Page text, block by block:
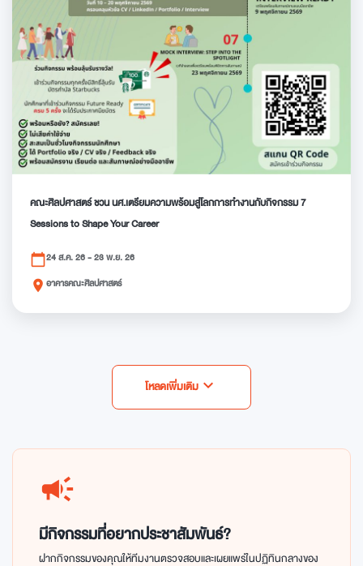
คณะศิลปศาสตร์ ชวน นศ.เตรียมความพร้อมสู่โลกการทำงานกับกิจกรรม 7
Sessions to Shape Your Career
calendar_today24 ส.ค. 26 - 23 พ.ย. 26
place อาคารคณะศิลปศาสตร์
โหลดเพิ่มเติม expand_more
campaign
มีกิจกรรมที่อยากประชาสัมพันธ์?
ฝากกิจกรรมของคุณให้ทีมงานตรวจสอบและเผยแพร่ในปฏิทินกลางของ